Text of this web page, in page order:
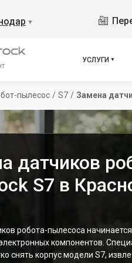
▼
УСЛУГИ
пылесос / S7 / Замена
датчиков
S7 в
робота-пылесоса
компонентов.
снять корпус модели S7,